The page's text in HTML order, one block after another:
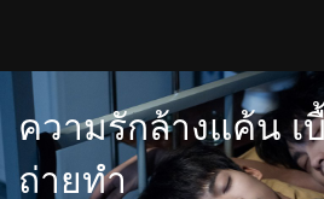
ความรักล้างแค้น เ
ถ่ายทำ